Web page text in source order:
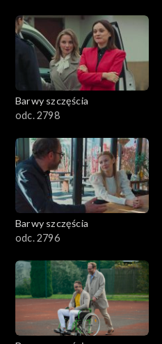
2901-3000
2801–2900
2701–2800
2501–2600
2401–2500
2301–2400
2201–2300
2101–2200
2001–2100
Barwy szczęścia
odc. 2798
Barwy szczęścia
odc. 2796